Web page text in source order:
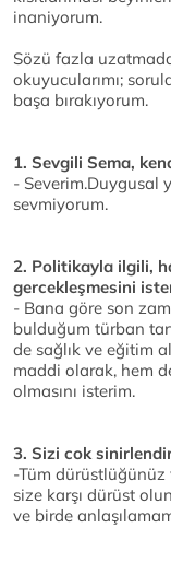
inaniyorum.
Sözü fazla
okuyucularımı;
başa bırakıyorum.
1. Sevgili Sema,
- Severim.Duygusal
sevmiyorum.
2. Politikayla ilgili,
gercekleşmesini
- Bana göre son
bulduğum türban
de sağlık ve eğitim
maddi olarak, hem
olmasını isterim.
3. Sizi cok
-Tüm dürüstlüğünüz
size karşı dürüst
ve birde